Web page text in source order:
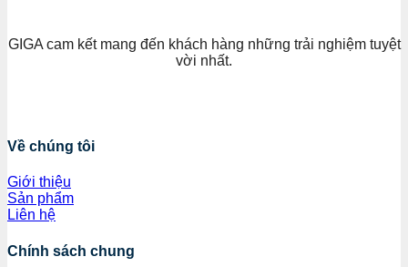
GIGA cam kết mang đến khách hàng những trải nghiệm tuyệt
vời nhất.
Về chúng tôi
Giới thiệu
Sản phẩm
Liên hệ
Chính sách chung